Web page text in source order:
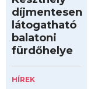
díjmentesen
látogatható
balatoni
fürdőhelye
HÍREK